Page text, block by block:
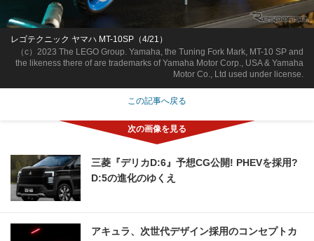
（c）2023 The LEGO Group. Yamaha, the Tuning Fork Mark, MT-10 SP and
the likeness there of are trademarks of Yamaha Motor Corp., USA & Yamaha
Motor Co., Ltd used under license.
レゴテクニック ヤマハ MT-10SP（4/21）
この記事へ戻る
三菱『デリカD:6』予想CG公開! PHEVを採用?
D:5の進化のゆくえ
アキュラ、次世代デザイン採用のコンセプトカ